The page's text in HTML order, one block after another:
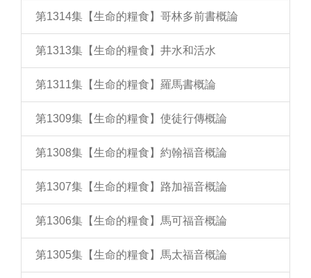
第1314集【生命的糧食】哥林多前書概論
第1313集【生命的糧食】井水和活水
第1311集【生命的糧食】羅馬書概論
第1309集【生命的糧食】使徒行傳概論
第1308集【生命的糧食】約翰福音概論
第1307集【生命的糧食】路加福音概論
第1306集【生命的糧食】馬可福音概論
第1305集【生命的糧食】馬太福音概論